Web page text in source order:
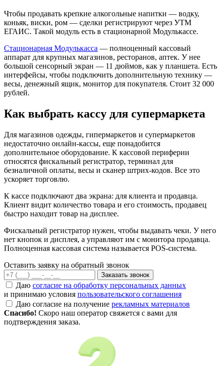
Чтобы продавать крепкие алкогольные напитки — водку,
коньяк, виски, ром — сделки регистрируют через УТМ
ЕГАИС. Такой модуль есть в стационарной Модулькассе.
Стационарная Модулькасса — полноценный кассовый
аппарат для крупных магазинов, ресторанов, аптек. У нее
большой сенсорный экран — 11 дюймов, как у планшета. Есть
интерфейсы, чтобы подключить дополнительную технику —
весы, денежный ящик, монитор для покупателя. Стоит 32 000
рублей.
Как выбрать кассу для супермаркета
Для магазинов одежды, гипермаркетов и супермаркетов
недостаточно онлайн-кассы, еще понадобится
дополнительное оборудование. К кассовой периферии
относятся фискальный регистратор, терминал для
безналичной оплаты, весы и сканер штрих-кодов. Все это
ускоряет торговлю.
К кассе подключают два экрана: для клиента и продавца.
Клиент видит количество товара и его стоимость, продавец
быстро находит товар на дисплее.
Фискальный регистратор нужен, чтобы выдавать чеки. У него
нет кнопок и дисплея, а управляют им с монитора продавца.
Полноценная кассовая система называется POS-система.
Оставить заявку на обратный звонок
Заказать звонок
Даю согласие на обработку персональных данных
и принимаю условия пользовательского соглашения
Даю согласие на получение рекламных материалов
Спасибо! Скоро наш оператор свяжется с вами для
подтверждения заказа.